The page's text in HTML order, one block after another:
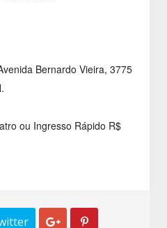
Bernardo Vieira, 3775
ou Ingresso Rápido R$
 